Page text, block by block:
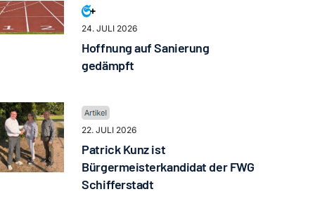
24. JULI 2026
Hoffnung auf Sanierung
gedämpft
22. JULI 2026
Patrick Kunz ist
Bürgermeisterkandidat der FWG
Schifferstadt